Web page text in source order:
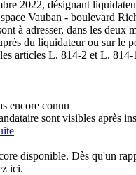
2022, désignant
Vauban - boulevard
à adresser, dans les deux
du liquidateur ou sur le
articles L. 814-2 et L. 814-
encore connu
sont visibles après
disponible. Dès qu'un
ici.